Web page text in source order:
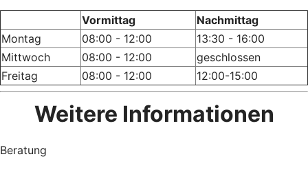
Vormittag
Nachmittag
Montag
08:00 - 12:00
13:30 - 16:00
Mittwoch
08:00 - 12:00
geschlossen
Freitag
08:00 - 12:00 12:00-15:00
Weitere Informationen
Beratung